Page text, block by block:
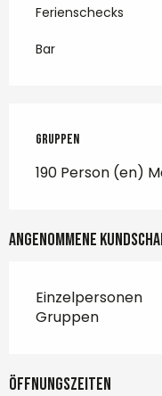
Ferienschecks
Bar
Gruppen
Gruppen
190 Person (en)
Angenommene
Einzelpersonen
Gruppen
Öffnungszeiten